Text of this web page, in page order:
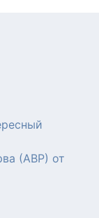
(АВР) от